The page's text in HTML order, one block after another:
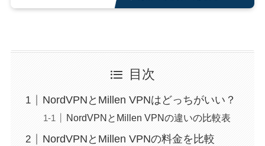
目次
NordVPNとMillen VPNはどっちがいい？
NordVPNとMillen VPNの違いの比較表
NordVPNとMillen VPNの料金を比較